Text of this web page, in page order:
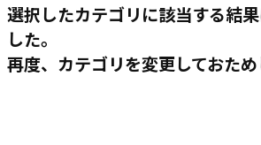
選択したカテゴリに該当する結
した。
再度、カテゴリを変更しておため